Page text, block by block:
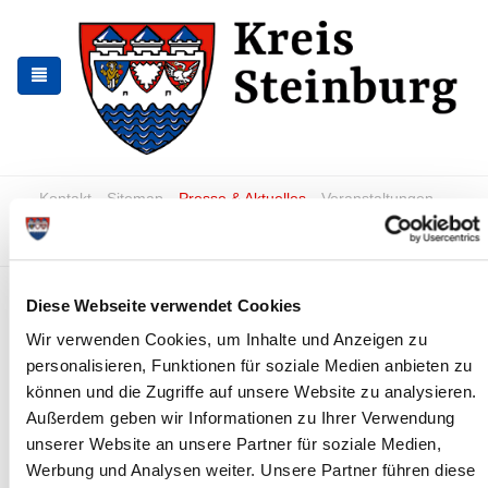
Diese Webseite verwendet Cookies
Wir verwenden Cookies, um Inhalte und Anzeigen zu
personalisieren, Funktionen für soziale Medien anbieten zu
können und die Zugriffe auf unsere Website zu analysieren.
Außerdem geben wir Informationen zu Ihrer Verwendung
unserer Website an unsere Partner für soziale Medien,
Werbung und Analysen weiter. Unsere Partner führen diese
the
navigation
the
content
Kontakt Sitemap Presse & Aktuelles Veranstaltungen
Wohin mit dem
Weihnachtsbaum?
News - Meldungen